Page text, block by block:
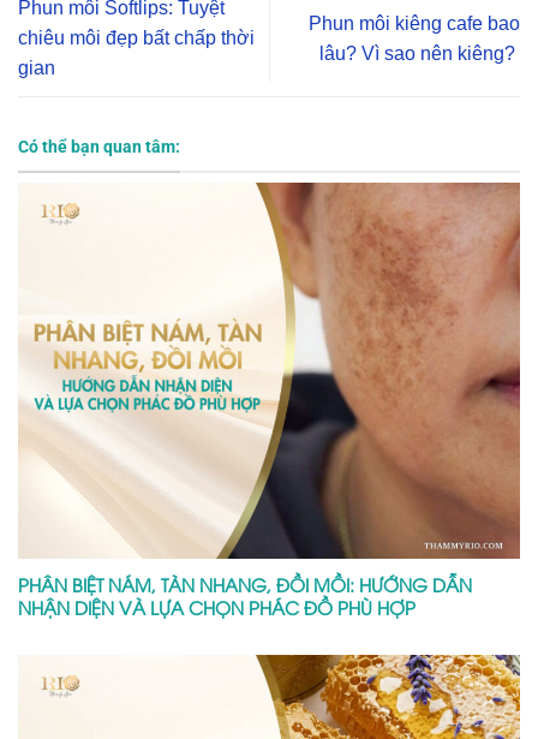
Phun môi Softlips: Tuyệt
chiêu môi đẹp bất chấp thời
gian
Phun môi kiêng cafe bao
lâu? Vì sao nên kiêng?
Có thể bạn quan tâm:
PHÂN BIỆT NÁM, TÀN NHANG, ĐỒI MỒI: HƯỚNG DẪN
NHẬN DIỆN VÀ LỰA CHỌN PHÁC ĐỒ PHÙ HỢP